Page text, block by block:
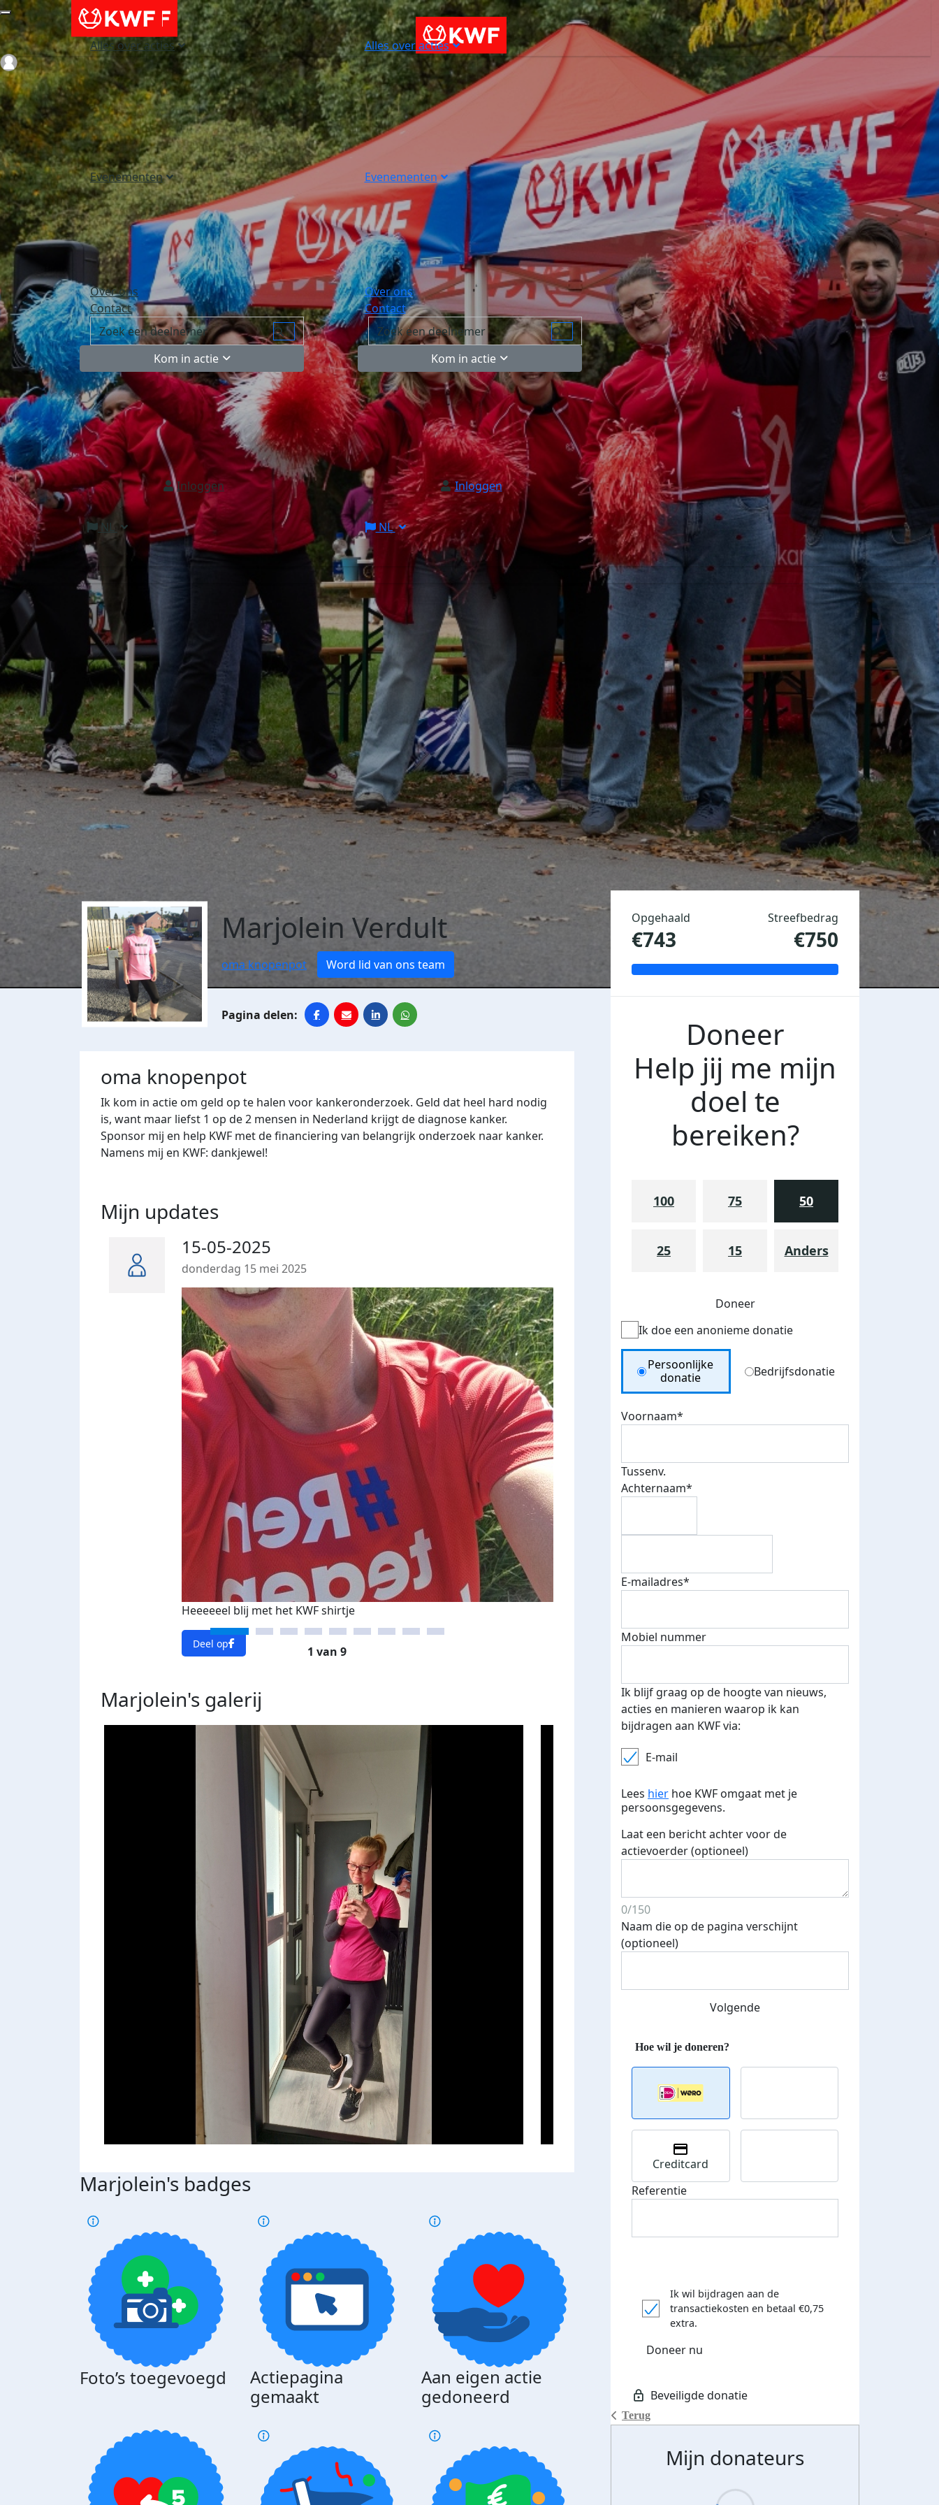
Alles over acties
Evenementen
Over ons
Contact
Kom in actie
Inloggen
NL
Alles over acties
Evenementen
Over ons
Contact
Kom in actie
Inloggen
NL
Login
Marjolein Verdult
oma knopenpot Word lid van ons team
oma knopenpot
Ik kom in actie om geld op te halen voor kankeronderzoek. Geld dat heel hard nodig
is, want maar liefst 1 op de 2 mensen in Nederland krijgt de diagnose kanker.
Sponsor mij en help KWF met de financiering van belangrijk onderzoek naar kanker.
Namens mij en KWF: dankjewel!
Mijn updates
15-05-2025
donderdag 15 mei 2025
Heeeeeel blij met het KWF shirtje
Deel op
04-05-2025
echt vaker doen. De volgende keer is papa er ook bij.
1 van 9
Marjolein's galerij
Marjolein's badges
Foto’s toegevoegd
Actiepagina
gemaakt
Aan eigen actie
gedoneerd
bedankt
Opgehaald
€743
Streefbedrag
€750
Doneer
Help jij me mijn
doel te
bereiken?
100 75 50
25 15 Anders
Doneer
Ik doe een anonieme donatie
Donation Type
Persoonlijke
donatie
Bedrijfsdonatie
Voornaam*
Tussenv.
Achternaam*
E-mailadres*
Mobiel nummer
Ik blijf graag op de hoogte van nieuws,
acties en manieren waarop ik kan
bijdragen aan KWF via:
E-mail
Lees hier hoe KWF omgaat met je
persoonsgegevens.
Laat een bericht achter voor de
actievoerder (optioneel)
0/150
Naam die op de pagina verschijnt
(optioneel)
Volgende
Terug
Creditcard
Referentie
Ik wil bijdragen aan de
transactiekosten en betaal €0,75
extra.
Doneer nu
Mijn donateurs